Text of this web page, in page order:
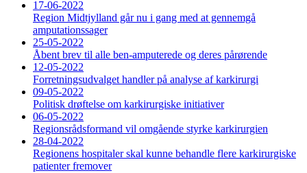
17-06-2022
Region Midtjylland går nu i gang med at gennemgå
amputationssager
25-05-2022
Åbent brev til alle ben-amputerede og deres pårørende
12-05-2022
Forretningsudvalget handler på analyse af karkirurgi
09-05-2022
Politisk drøftelse om karkirurgiske initiativer
06-05-2022
Regionsrådsformand vil omgående styrke karkirurgien
28-04-2022
Regionens hospitaler skal kunne behandle flere karkirurgiske
patienter fremover